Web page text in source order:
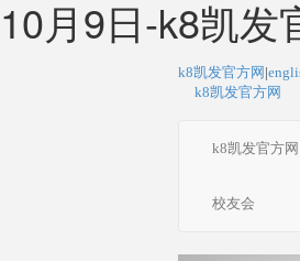
10月9日-k8凯发
k8凯发官方网 |
k8凯发官方网
k8凯发官方网
校友会